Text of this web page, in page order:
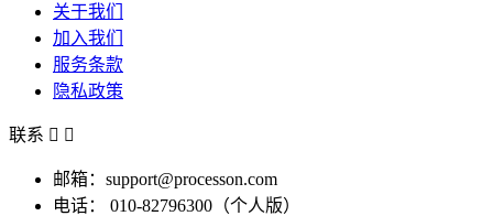
关于我们
加入我们
服务条款
隐私政策
联系  
邮箱：support@processon.com
电话：
010-82796300（个人版）